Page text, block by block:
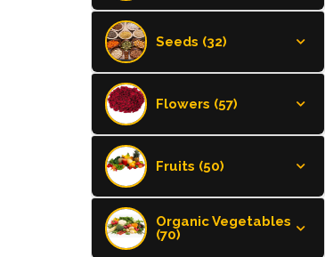
Seeds (32)
Flowers (57)
Fruits (50)
Organic Vegetables
(70)